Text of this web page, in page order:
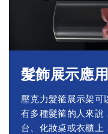
髮飾展示應用
壓克力髮箍展示架可
有多種髮箍的人來說
台、化妝桌或衣櫃上